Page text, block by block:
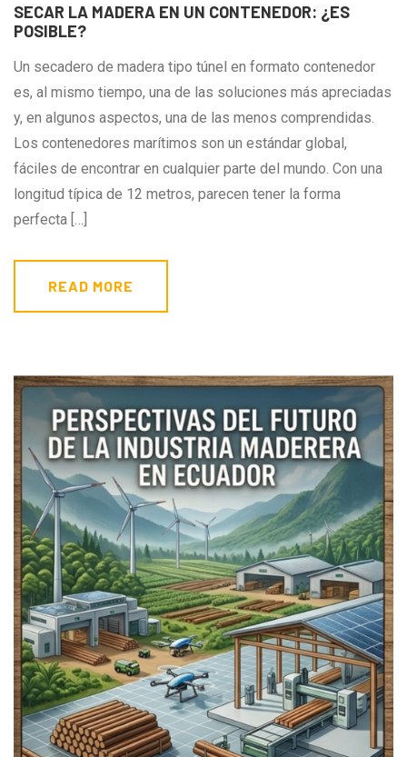
SECAR LA MADERA EN UN CONTENEDOR: ¿ES
POSIBLE?
Un secadero de madera tipo túnel en formato contenedor
es, al mismo tiempo, una de las soluciones más apreciadas
y, en algunos aspectos, una de las menos comprendidas.
Los contenedores marítimos son un estándar global,
fáciles de encontrar en cualquier parte del mundo. Con una
longitud típica de 12 metros, parecen tener la forma
perfecta […]
READ MORE